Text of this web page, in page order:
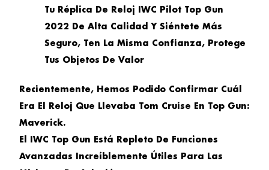
Tu Réplica De Reloj IWC Pilot Top Gun
2022 De Alta Calidad Y Siéntete Más
Seguro, Ten La Misma Confianza, Protege
Tus Objetos De Valor
Recientemente, Hemos Podido Confirmar Cuál
Era El Reloj Que Llevaba Tom Cruise En Top Gun:
Maverick.
El IWC Top Gun Está Repleto De Funciones
Avanzadas Increíblemente Útiles Para Las